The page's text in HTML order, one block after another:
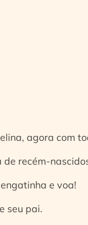
agora com
recém-
e voa!
seu pai.